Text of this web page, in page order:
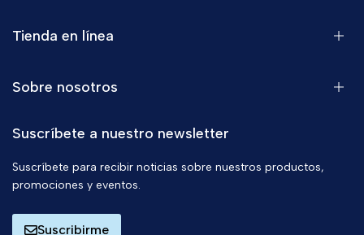
Tienda en línea
Sobre nosotros
Suscríbete a nuestro newsletter
Suscríbete para recibir noticias sobre nuestros productos,
promociones y eventos.
Suscribirme